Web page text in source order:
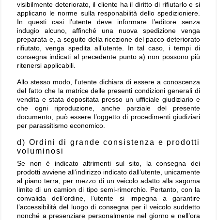
visibilmente deteriorato, il cliente ha il diritto di rifiutarlo e si
applicano le norme sulla responabilità dello spedizioniere.
In questi casi l’utente deve informare l’editore senza
indugio alcuno, affinché una nuova spedizione venga
preparata e, a seguito della ricezione del pacco deteriorato
rifiutato, venga spedita all’utente. In tal caso, i tempi di
consegna indicati al precedente punto a) non possono più
ritenersi applicabili.
Allo stesso modo, l’utente dichiara di essere a conoscenza
del fatto che la matrice delle presenti condizioni generali di
vendita e stata depositata presso un ufficiale giudiziario e
che ogni riproduzione, anche parziale del presente
documento, può essere l’oggetto di procedimenti giudiziari
per parassitismo economico.
d) Ordini di grande consistenza e prodotti
voluminosi
Se non è indicato altrimenti sul sito, la consegna dei
prodotti avviene all’indirizzo indicato dall’utente, unicamente
al piano terra, per mezzo di un veicolo adatto alla sagoma
limite di un camion di tipo semi-rimorchio. Pertanto, con la
convalida dell’ordine, l’utente si impegna a garantire
l’accessibilità del luogo di consegna per il veicolo suddetto
nonché a presenziare personalmente nel giorno e nell’ora